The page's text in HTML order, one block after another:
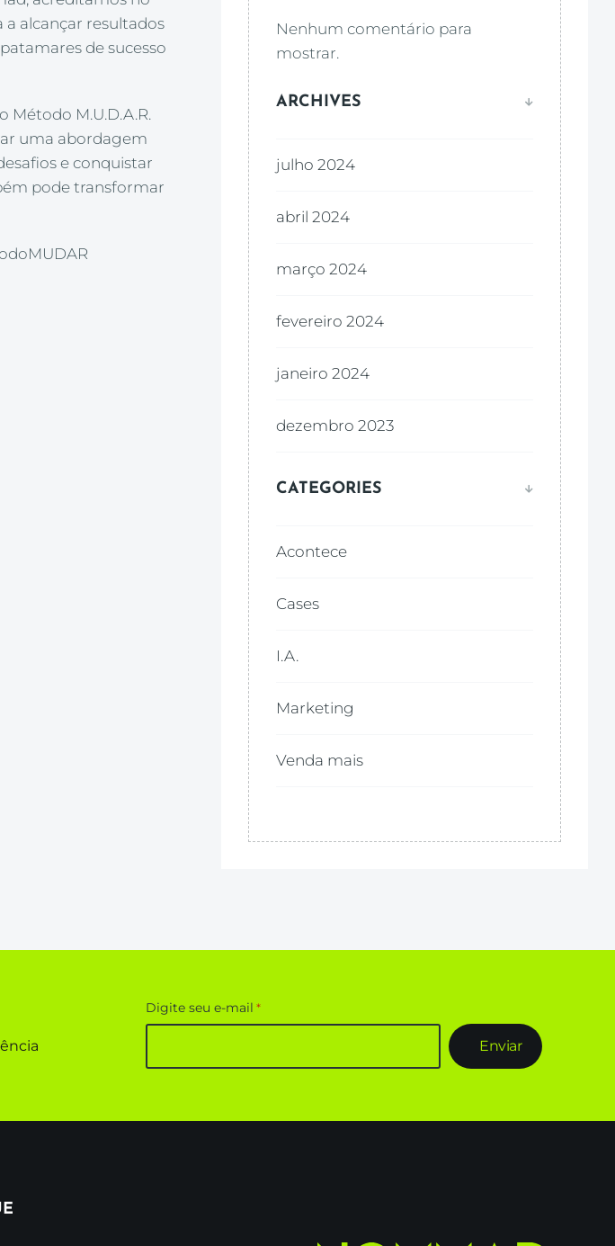
alcançar resultados
de sucesso
Método M.U.D.A.R.
uma abordagem
e conquistar
pode transformar
Nenhum comentário para
mostrar.
ARCHIVES
julho 2024
abril 2024
março 2024
fevereiro 2024
janeiro 2024
dezembro 2023
CATEGORIES
Acontece
Cases
I.A.
Marketing
Venda mais
Digite seu e-mail *